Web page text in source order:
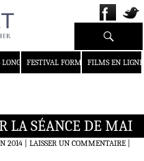
FESTIVAL FORMAT COURT
FILMS EN LIGNE
Recherche
LA SÉANCE DE MAI
2014 LAISSER UN COMMENTAIRE|